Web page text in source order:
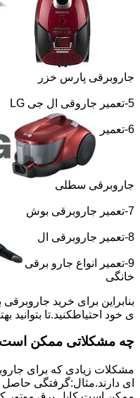
جاروبرقی پارس خزر
5-تعمیر جاروقی ال جی LG
6-تعمیر
جاروبرقی سطلی
7-تعمیر جاروبرقی بوش
8-تعمیر جاروبرقی ال
9-تعمیر انواع جارو برقی
خانگی
بنابراین برای خرید
ی خود احتیاطکنید.تا بتوانید
چه مشکلاتی ممکن است
مشکلات زیادی که برای
ای دارند.مثال:گرفتگی حاصل